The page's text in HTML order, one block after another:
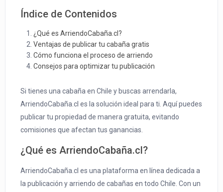
Índice de Contenidos
¿Qué es ArriendoCabaña.cl?
Ventajas de publicar tu cabaña gratis
Cómo funciona el proceso de arriendo
Consejos para optimizar tu publicación
Si tienes una cabaña en Chile y buscas arrendarla,
ArriendoCabaña.cl es la solución ideal para ti. Aquí puedes
publicar tu propiedad de manera gratuita, evitando
comisiones que afectan tus ganancias.
¿Qué es ArriendoCabaña.cl?
ArriendoCabaña.cl es una plataforma en línea dedicada a
la publicación y arriendo de cabañas en todo Chile. Con un